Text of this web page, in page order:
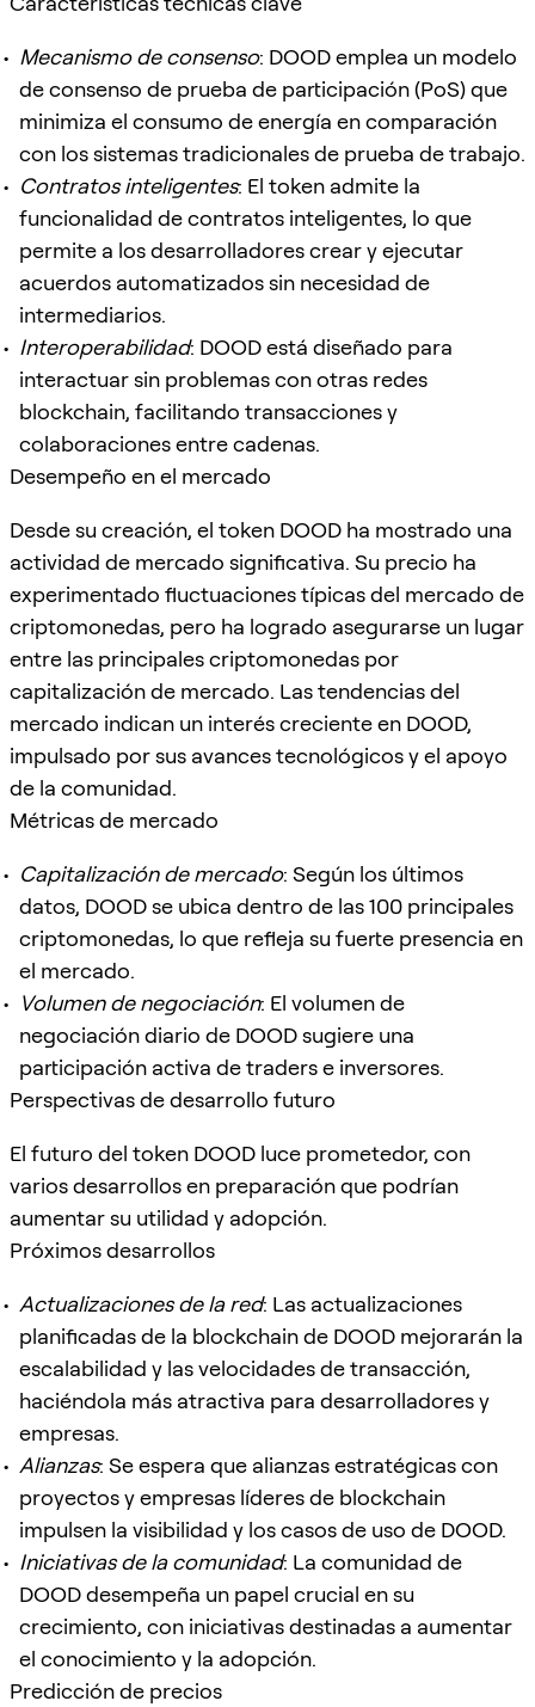
Mecanismo de consenso: DOOD emplea un modelo
de consenso de prueba de participación (PoS) que
minimiza el consumo de energía en comparación
con los sistemas tradicionales de prueba de trabajo.
Contratos inteligentes: El token admite la
funcionalidad de contratos inteligentes, lo que
permite a los desarrolladores crear y ejecutar
acuerdos automatizados sin necesidad de
intermediarios.
Interoperabilidad: DOOD está diseñado para
interactuar sin problemas con otras redes
blockchain, facilitando transacciones y
colaboraciones entre cadenas.
Desempeño en el mercado
Desde su creación, el token DOOD ha mostrado una
actividad de mercado significativa. Su precio ha
experimentado fluctuaciones típicas del mercado de
criptomonedas, pero ha logrado asegurarse un lugar
entre las principales criptomonedas por
capitalización de mercado. Las tendencias del
mercado indican un interés creciente en DOOD,
impulsado por sus avances tecnológicos y el apoyo
de la comunidad.
Métricas de mercado
Capitalización de mercado: Según los últimos
datos, DOOD se ubica dentro de las 100 principales
criptomonedas, lo que refleja su fuerte presencia en
el mercado.
Volumen de negociación: El volumen de
negociación diario de DOOD sugiere una
participación activa de traders e inversores.
Perspectivas de desarrollo futuro
El futuro del token DOOD luce prometedor, con
varios desarrollos en preparación que podrían
aumentar su utilidad y adopción.
Próximos desarrollos
Actualizaciones de la red: Las actualizaciones
planificadas de la blockchain de DOOD mejorarán la
escalabilidad y las velocidades de transacción,
haciéndola más atractiva para desarrolladores y
empresas.
Alianzas: Se espera que alianzas estratégicas con
proyectos y empresas líderes de blockchain
impulsen la visibilidad y los casos de uso de DOOD.
Iniciativas de la comunidad: La comunidad de
DOOD desempeña un papel crucial en su
crecimiento, con iniciativas destinadas a aumentar
el conocimiento y la adopción.
Predicción de precios